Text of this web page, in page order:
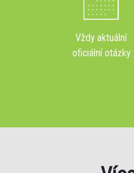
Vždy aktuální
oficiální otázky